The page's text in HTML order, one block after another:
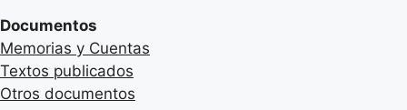
Documentos
Memorias y Cuentas
Textos publicados
Otros documentos